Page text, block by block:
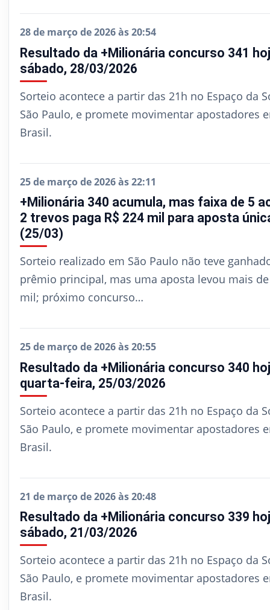
28 de março de 2026 às 20:54
Resultado da +Milionária concurso 341
sábado, 28/03/2026
Sorteio acontece a partir das 21h no Espaço da
São Paulo, e promete movimentar apostadores
Brasil.
25 de março de 2026 às 22:11
+Milionária 340 acumula, mas faixa de 5
2 trevos paga R$ 224 mil para aposta
(25/03)
Sorteio realizado em São Paulo não teve
prêmio principal, mas uma aposta levou mais de
mil; próximo concurso…
25 de março de 2026 às 20:55
Resultado da +Milionária concurso 340
quarta-feira, 25/03/2026
Sorteio acontece a partir das 21h no Espaço da
São Paulo, e promete movimentar apostadores
Brasil.
21 de março de 2026 às 20:48
Resultado da +Milionária concurso 339
sábado, 21/03/2026
Sorteio acontece a partir das 21h no Espaço da
São Paulo, e promete movimentar apostadores
Brasil.